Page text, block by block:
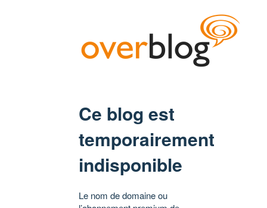
Ce blog est
temporairement
indisponible
Le nom de domaine ou